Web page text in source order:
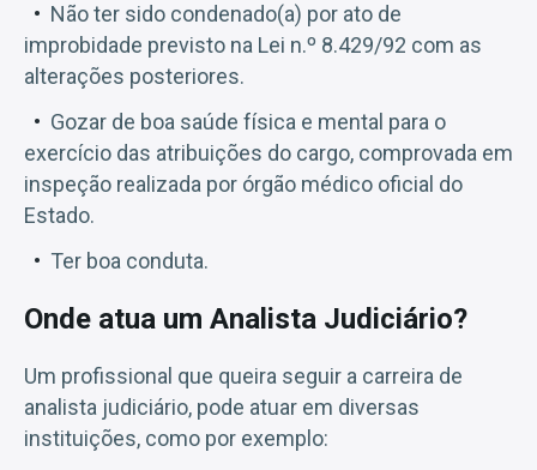
Não ter sido condenado(a) por ato de
improbidade previsto na Lei n.º 8.429/92 com as
alterações posteriores.
Gozar de boa saúde física e mental para o
exercício das atribuições do cargo, comprovada em
inspeção realizada por órgão médico oficial do
Estado.
Ter boa conduta.
Onde atua um Analista Judiciário?
Um profissional que queira seguir a carreira de
analista judiciário, pode atuar em diversas
instituições, como por exemplo: